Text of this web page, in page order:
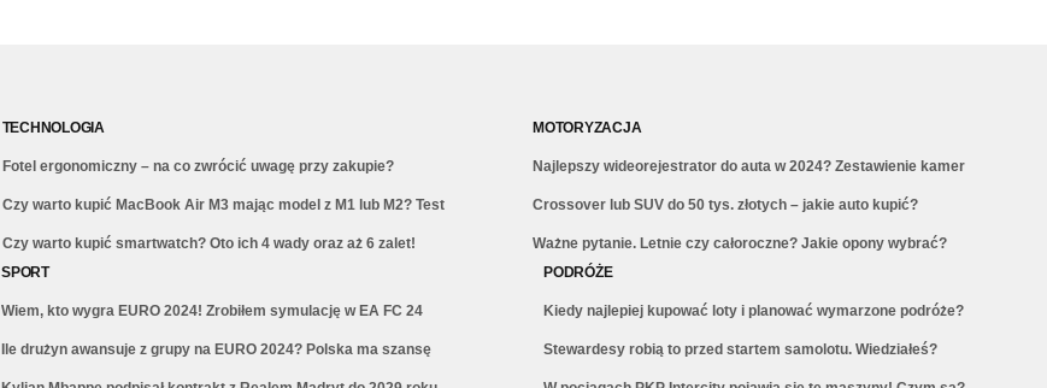
TECHNOLOGIA
Fotel ergonomiczny – na co zwrócić uwagę przy zakupie?
Czy warto kupić MacBook Air M3 mając model z M1 lub M2? Test
Czy warto kupić smartwatch? Oto ich 4 wady oraz aż 6 zalet!
MOTORYZACJA
Najlepszy wideorejestrator do auta w 2024? Zestawienie kamer
Crossover lub SUV do 50 tys. złotych – jakie auto kupić?
Ważne pytanie. Letnie czy całoroczne? Jakie opony wybrać?
SPORT
Wiem, kto wygra EURO 2024! Zrobiłem symulację w EA FC 24
Ile drużyn awansuje z grupy na EURO 2024? Polska ma szansę
PODRÓŻE
Kiedy najlepiej kupować loty i planować wymarzone podróże?
Stewardesy robią to przed startem samolotu. Wiedziałeś?